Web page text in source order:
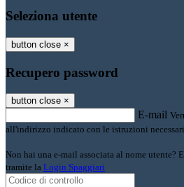
Seleziona utente
button close ×
Recupero password
button close ×
E-mail
all'indirizzo indicato con le istruzioni
Non hai una e-mail associata al nome utente?
tramite la Login Spaggiari